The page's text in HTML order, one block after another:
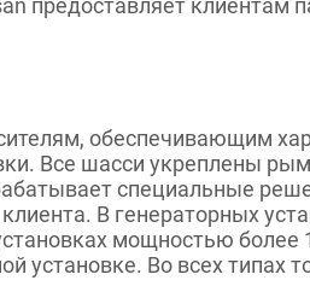
обеспечивающим
Все шасси укреплены
специальные
В генераторных
мощностью
установке. Во всех типах